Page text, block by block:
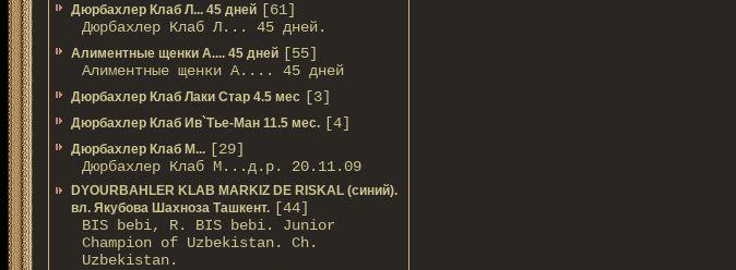
Дюрбахлер Клаб Л... 45 дней [61]
Дюрбахлер Клаб Л... 45 дней.
Алиментные щенки А.... 45 дней [55]
Алиментные щенки А.... 45 дней
Дюрбахлер Клаб Лаки Стар 4.5 мес [3]
Дюрбахлер Клаб Ив`Тье-Ман 11.5 мес. [4]
Дюрбахлер Клаб М... [29]
Дюрбахлер Клаб М...д.р. 20.11.09
DYOURBAHLER KLAB MARKIZ DE RISKAL (синий).
вл. Якубова Шахноза Ташкент. [44]
BIS bebi, R. BIS bebi. Junior
Champion of Uzbekistan. Ch.
Uzbekistan.